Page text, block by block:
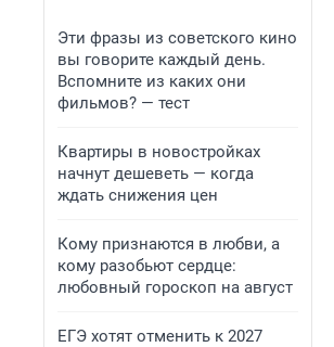
Эти фразы из советского кино
вы говорите каждый день.
Вспомните из каких они
фильмов? — тест
Квартиры в новостройках
начнут дешеветь — когда
ждать снижения цен
Кому признаются в любви, а
кому разобьют сердце:
любовный гороскоп на август
ЕГЭ хотят отменить к 2027